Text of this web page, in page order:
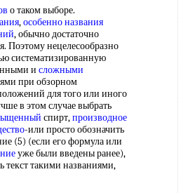
о таком выборе.
,особенно названия
, обычно достаточно
Поэтому нецелесообразно
систематизированную
и сложными
при обзорном
для того или иного
в этом случае выбрать
спирт,производное
-или просто обозначить
(5) (если его формула или
уже были введены ранее),
текст такими названиями,